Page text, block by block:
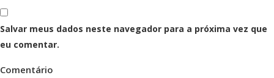
Salvar meus dados neste navegador para a próxima vez que
eu comentar.
Comentário